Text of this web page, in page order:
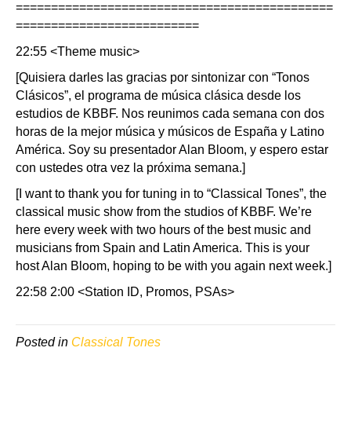
=============================================
==========================
22:55 <Theme music>
[Quisiera darles las gracias por sintonizar con “Tonos
Clásicos”, el programa de música clásica desde los
estudios de KBBF. Nos reunimos cada semana con dos
horas de la mejor música y músicos de España y Latino
América. Soy su presentador Alan Bloom, y espero estar
con ustedes otra vez la próxima semana.]
[I want to thank you for tuning in to “Classical Tones”, the
classical music show from the studios of KBBF. We’re
here every week with two hours of the best music and
musicians from Spain and Latin America. This is your
host Alan Bloom, hoping to be with you again next week.]
22:58 2:00 <Station ID, Promos, PSAs>
Posted in Classical Tones